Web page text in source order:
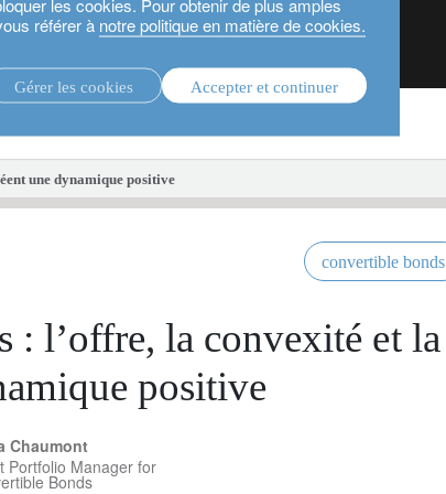
référer à notre politique en matière de cookies.
Gérer les cookies Accepter et continuer
une dynamique positive
convertible bonds
: l’offre, la convexité et la
positive
Chaumont
Portfolio Manager for
Bonds